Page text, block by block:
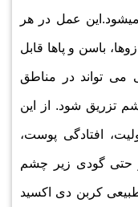
عمل در هر
باسن و پاها قابل
می تواند در مناطق
تزریق شود. از این
افتادگی پوست،
گودی زیر چشم
کربن دی اکسید